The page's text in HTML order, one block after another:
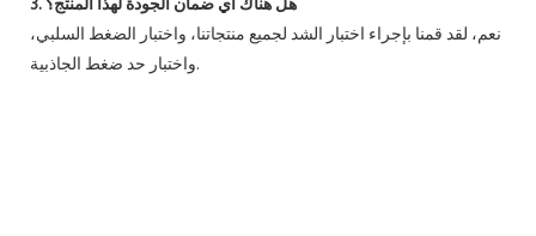
3. هل هناك أي ضمان الجودة لهذا المنتج؟
نعم، لقد قمنا بإجراء اختبار الشد لجميع منتجاتنا، واختبار الضغط السلبي،
واختبار حد ضغط الجاذبية.